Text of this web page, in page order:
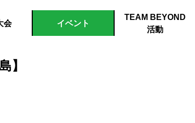
会 イベント
TEAM BEYOND
活動
】